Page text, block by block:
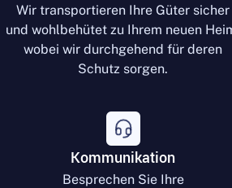
Wir transportieren Ihre Güter sicher
und wohlbehütet zu Ihrem neuen
wobei wir durchgehend für deren
Schutz sorgen.
Kommunikation
Besprechen Sie Ihre